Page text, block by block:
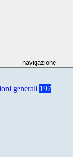
navigazione
generali 197